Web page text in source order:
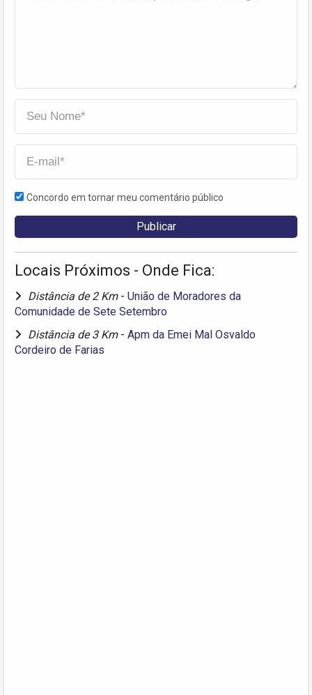
Concordo em tornar meu comentário público
Locais Próximos - Onde Fica:
Distância de 2 Km - União de Moradores da
Comunidade de Sete Setembro
Distância de 3 Km - Apm da Emei Mal Osvaldo
Cordeiro de Farias